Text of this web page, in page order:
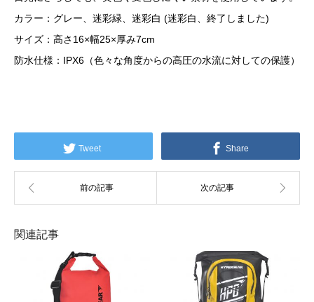
カラー：グレー、迷彩緑、迷彩白 (迷彩白、終了しました)
サイズ：高さ16×幅25×厚み7cm
防水仕様：IPX6（色々な角度からの高圧の水流に対しての保護）
Tweet Share
関連記事